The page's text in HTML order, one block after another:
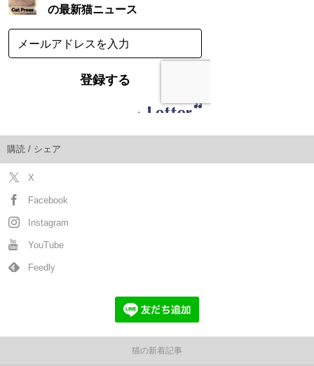
購読 / シェア
X
Facebook
Instagram
YouTube
Feedly
猫の新着記事